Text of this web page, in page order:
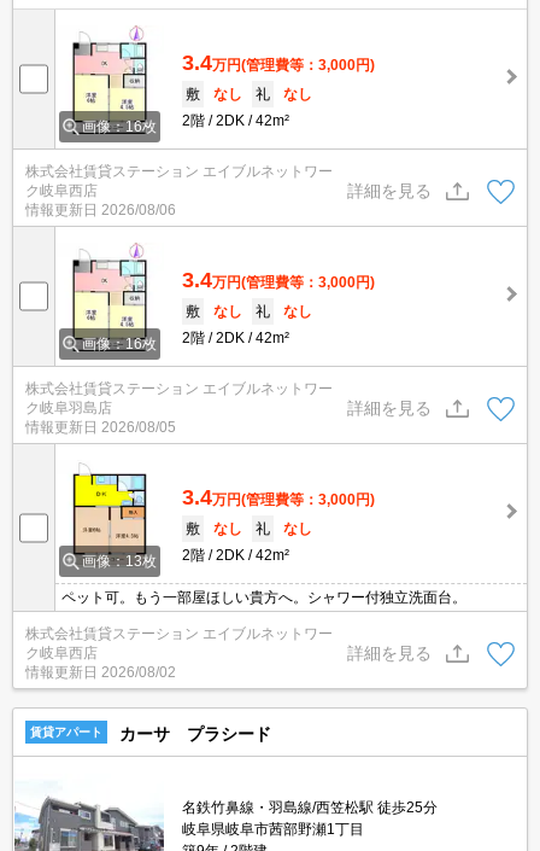
画像：16枚
3.4万円(管理費等：3,000円)
敷
なし 礼
なし
2階
2DK 42m²
株式会社賃貸ステーション エイブルネットワー
ク岐阜西店
情報更新日 2026/08/06
詳細を見る
画像：16枚
3.4万円(管理費等：3,000円)
敷
なし 礼
なし
2階
2DK 42m²
株式会社賃貸ステーション エイブルネットワー
ク岐阜羽島店
情報更新日 2026/08/05
詳細を見る
画像：13枚
3.4万円(管理費等：3,000円)
敷
なし 礼
なし
2階
2DK 42m²
ペット可。もう一部屋ほしい貴方へ。シャワー付独立洗面台。
株式会社賃貸ステーション エイブルネットワー
ク岐阜西店
情報更新日 2026/08/02
詳細を見る
賃貸アパート カーサ プラシード
名鉄竹鼻線・羽島線/西笠松駅 徒歩25分
岐阜県岐阜市茜部野瀬1丁目